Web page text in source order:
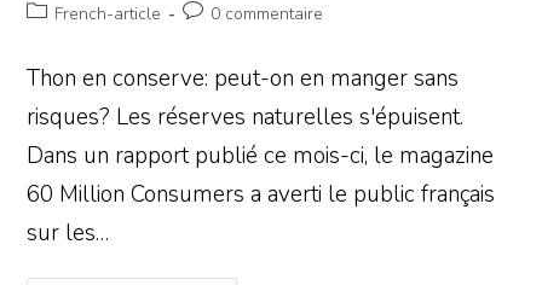
French-article
0 commentaire
Thon en conserve: peut-on en manger sans
risques? Les réserves naturelles s'épuisent.
Dans un rapport publié ce mois-ci, le magazine
60 Million Consumers a averti le public français
sur les…